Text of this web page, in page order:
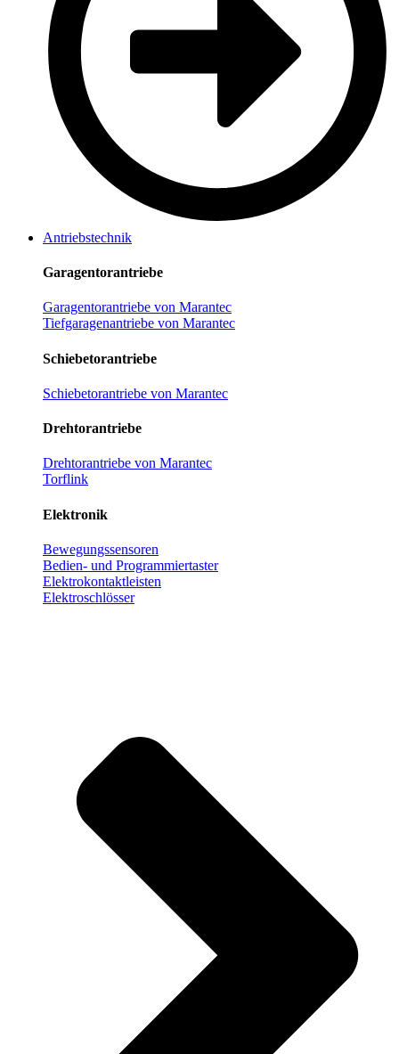
Antriebstechnik
Garagentorantriebe
Garagentorantriebe von Marantec
Tiefgaragenantriebe von Marantec
Schiebetorantriebe
Schiebetorantriebe von Marantec
Drehtorantriebe
Drehtorantriebe von Marantec
Torflink
Elektronik
Bewegungssensoren
Bedien- und Programmiertaster
Elektrokontaktleisten
Elektroschlösser